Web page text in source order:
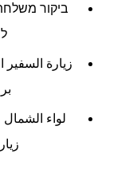
ביקור
زيارة
لواء